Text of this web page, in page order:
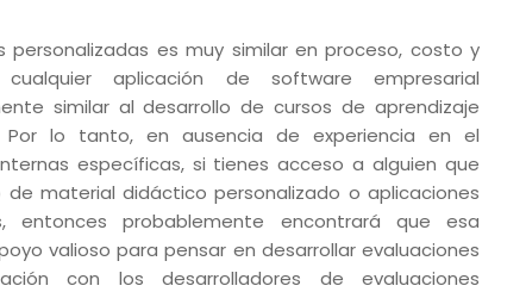
personalizadas es muy similar en proceso, costo y
aplicación de software empresarial
similar al desarrollo de cursos de aprendizaje
Por lo tanto, en ausencia de experiencia en el
específicas, si tienes acceso a alguien que
material didáctico personalizado o aplicaciones
entonces probablemente encontrará que esa
valioso para pensar en desarrollar evaluaciones
con los desarrolladores de evaluaciones